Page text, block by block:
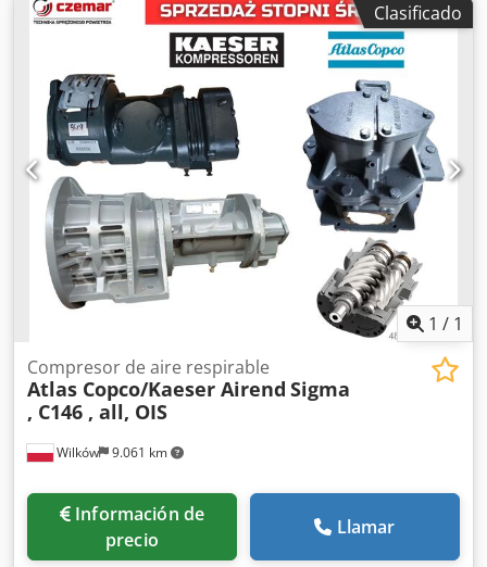
Clasificado
1 / 1
Wilków 9.061 km
Compresor de aire respirable
Atlas Copco/Kaeser Airend Sigma
, C146 , all, OIS
Información de
precio
Llamar